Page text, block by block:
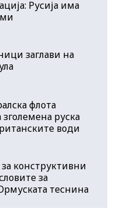
Русија има
заглави на
флота
руска
води
конструктивни
за
теснина